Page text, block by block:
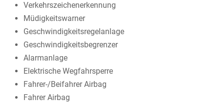
Verkehrszeichenerkennung
Müdigkeitswarner
Geschwindigkeitsregelanlage
Geschwindigkeitsbegrenzer
Alarmanlage
Elektrische Wegfahrsperre
Fahrer-/Beifahrer Airbag
Fahrer Airbag